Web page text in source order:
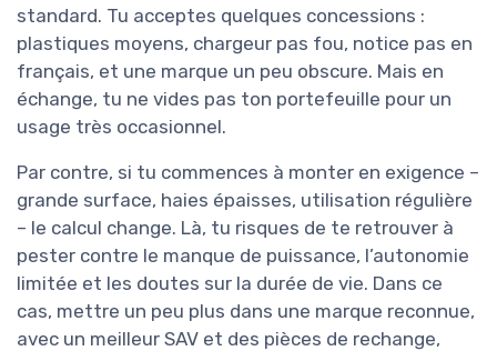
standard. Tu acceptes quelques concessions :
plastiques moyens, chargeur pas fou, notice pas en
français, et une marque un peu obscure. Mais en
échange, tu ne vides pas ton portefeuille pour un
usage très occasionnel.
Par contre, si tu commences à monter en exigence –
grande surface, haies épaisses, utilisation régulière
– le calcul change. Là, tu risques de te retrouver à
pester contre le manque de puissance, l’autonomie
limitée et les doutes sur la durée de vie. Dans ce
cas, mettre un peu plus dans une marque reconnue,
avec un meilleur SAV et des pièces de rechange,